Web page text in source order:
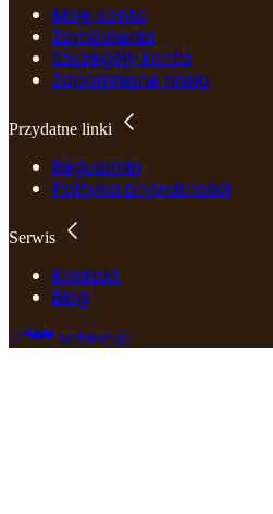
Moje konto
Zamówienia
Szczegóły konta
Zapomniane hasło
Przydatne linki
Regulamin
Polityka prywatności
Serwis
Kontakt
Blog
© webtom.pl